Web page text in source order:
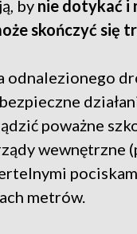
by nie dotykać i
skończyć się
odnalezionego
poważne
wewnętrzne
metrów.